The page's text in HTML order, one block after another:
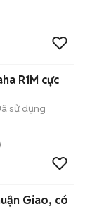
R1M cực
sử dụng
Giao, có